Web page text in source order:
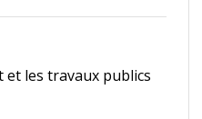
et les travaux publics